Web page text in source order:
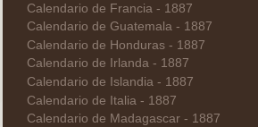
Calendario de Francia - 1887
Calendario de Guatemala - 1887
Calendario de Honduras - 1887
Calendario de Irlanda - 1887
Calendario de Islandia - 1887
Calendario de Italia - 1887
Calendario de Madagascar - 1887